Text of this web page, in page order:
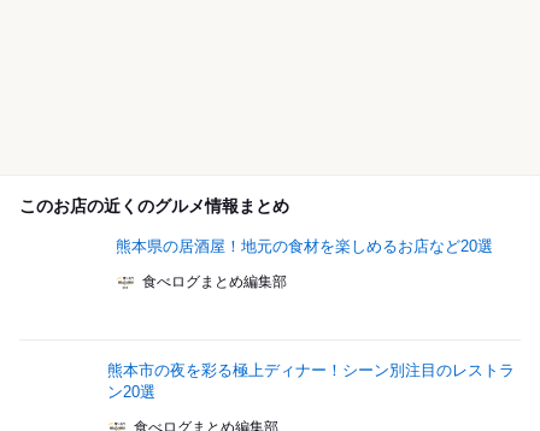
このお店の近くのグルメ情報まとめ
熊本県の居酒屋！地元の食材を楽しめるお店など20選
食べログまとめ編集部
熊本市の夜を彩る極上ディナー！シーン別注目のレストラ
ン20選